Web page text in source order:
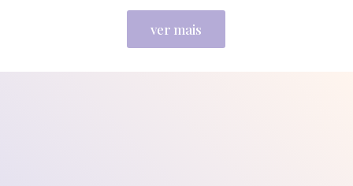
ver mais